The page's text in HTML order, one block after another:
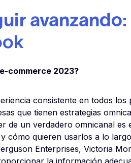
avanzando:
commerce 2023?
consistente en todos
que tienen estrategias
de un verdadero omnicanal es
cómo quieren usarlos a lo
Enterprises, Victoria
la información